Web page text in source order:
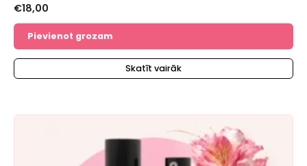
Novērtēts
ar
5.00
€18,00
Pievienot grozam
Skatīt vairāk